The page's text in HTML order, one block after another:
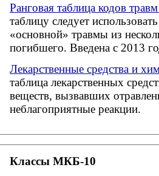
Ранговая таблица кодов
таблицу следует
«основной» травмы из
погибшего. Введена с 2013
Лекарственные средства и
таблица лекарственных
веществ, вызвавших
неблагоприятные реакции.
Классы МКБ-10